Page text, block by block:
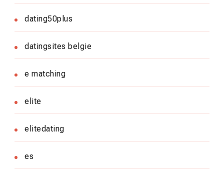
dating50plus
datingsites belgie
e matching
elite
elitedating
es